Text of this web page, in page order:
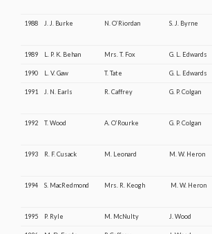
1988 J. J. Burke N. O’Riordan S. J. Byrne
1989 L. P. K. Behan Mrs. T. Fox G. L. Edwards
1990 L. V. Gaw T. Tate G. L. Edwards
1991 J. N. Earls R. Caffrey G. P. Colgan
1992 T. Wood A. O’Rourke G. P. Colgan
1993 R. F. Cusack M. Leonard M. W. Heron
1994 S. MacRedmond Mrs. R. Keogh M. W. Heron
1995 P. Ryle M. McNulty J. Wood